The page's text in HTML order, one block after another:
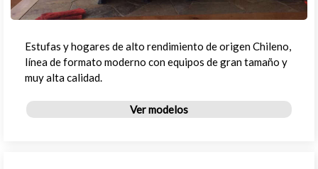
Estufas y hogares de alto rendimiento de origen Chileno,
línea de formato moderno con equipos de gran tamaño y
muy alta calidad.
Ver modelos